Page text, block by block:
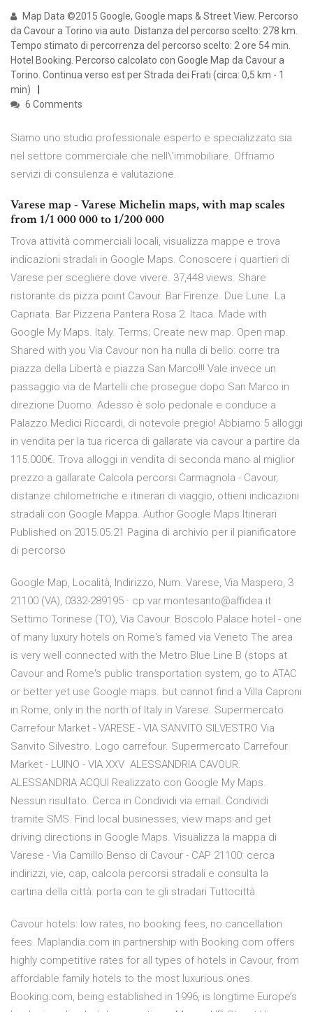
Map Data ©2015 Google, Google maps & Street View. Percorso
da Cavour a Torino via auto. Distanza del percorso scelto: 278 km.
Tempo stimato di percorrenza del percorso scelto: 2 ore 54 min.
Hotel Booking. Percorso calcolato con Google Map da Cavour a
Torino. Continua verso est per Strada dei Frati (circa: 0,5 km - 1
min)
6 Comments
Siamo uno studio professionale esperto e specializzato sia
nel settore commerciale che nell\'immobiliare. Offriamo
servizi di consulenza e valutazione.
Varese map - Varese Michelin maps, with map scales
from 1/1 000 000 to 1/200 000
Trova attività commerciali locali, visualizza mappe e trova
indicazioni stradali in Google Maps. Conoscere i quartieri di
Varese per scegliere dove vivere. 37,448 views. Share
ristorante ds pizza point Cavour. Bar Firenze. Due Lune. La
Capriata. Bar Pizzeria Pantera Rosa 2. Itaca. Made with
Google My Maps. Italy. Terms; Create new map. Open map.
Shared with you Via Cavour non ha nulla di bello: corre tra
piazza della Libertà e piazza San Marco!!! Vale invece un
passaggio via de Martelli che prosegue dopo San Marco in
direzione Duomo. Adesso è solo pedonale e conduce a
Palazzo Medici Riccardi, di notevole pregio! Abbiamo 5 alloggi
in vendita per la tua ricerca di gallarate via cavour a partire da
115.000€. Trova alloggi in vendita di seconda mano al miglior
prezzo a gallarate Calcola percorsi Carmagnola - Cavour,
distanze chilometriche e itinerari di viaggio, ottieni indicazioni
stradali con Google Mappa. Author Google Maps Itinerari
Published on 2015.05.21 Pagina di archivio per il pianificatore
di percorso
Google Map, Località, Indirizzo, Num. Varese, Via Maspero, 3
21100 (VA), 0332-289195 · cp.var.montesanto@affidea.it
Settimo Torinese (TO), Via Cavour. Boscolo Palace hotel - one
of many luxury hotels on Rome's famed via Veneto The area
is very well connected with the Metro Blue Line B (stops at
Cavour and Rome's public transportation system, go to ATAC
or better yet use Google maps. but cannot find a Villa Caproni
in Rome, only in the north of Italy in Varese. Supermercato
Carrefour Market - VARESE - VIA SANVITO SILVESTRO Via
Sanvito Silvestro. Logo carrefour. Supermercato Carrefour
Market - LUINO - VIA XXV ALESSANDRIA CAVOUR.
ALESSANDRIA ACQUI Realizzato con Google My Maps.
Nessun risultato. Cerca in Condividi via email. Condividi
tramite SMS. Find local businesses, view maps and get
driving directions in Google Maps. Visualizza la mappa di
Varese - Via Camillo Benso di Cavour - CAP 21100: cerca
indirizzi, vie, cap, calcola percorsi stradali e consulta la
cartina della città: porta con te gli stradari Tuttocittà.
Cavour hotels: low rates, no booking fees, no cancellation
fees. Maplandia.com in partnership with Booking.com offers
highly competitive rates for all types of hotels in Cavour, from
affordable family hotels to the most luxurious ones.
Booking.com, being established in 1996, is longtime Europe’s